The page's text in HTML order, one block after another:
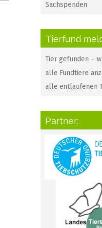
Sachspenden
Tierfund
Tier gefunden –
alle Fundtiere
alle entlaufenen
Partner: